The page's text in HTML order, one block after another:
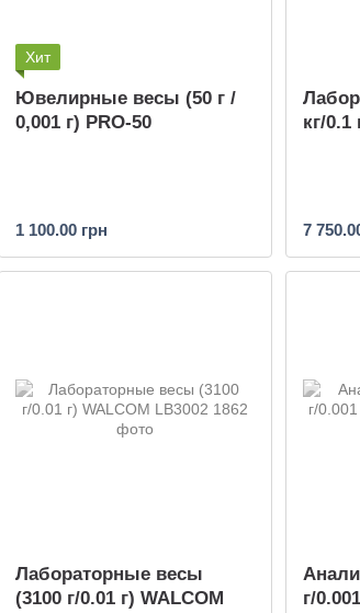
Хит
Ювелирные весы (50 г /
0,001 г) PRO-50
1 100.00 грн
кг/0.1
7
Лабораторные весы
(3100 г/0.01 г) WALCOM
г/